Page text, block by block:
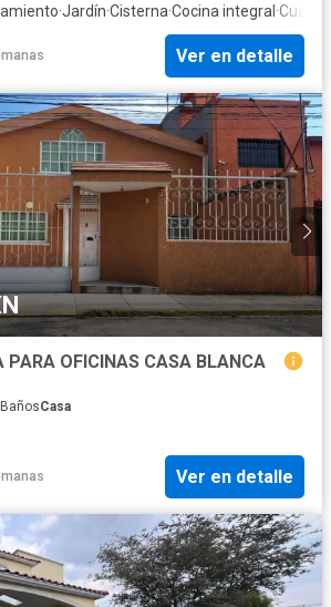
·Jardín·Cisterna·Cocina integral·Cuarto
Ver en detalle
PARA OFICINAS CASA BLANCA
BañosCasa
Ver en detalle